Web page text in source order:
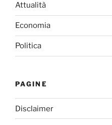
Attualità
Economia
Politica
PAGINE
Disclaimer